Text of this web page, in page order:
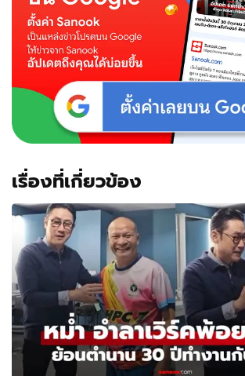
รติฯ
เป็น
ความ
ของ
ครอบครัว
เรื่องที่เกี่ยวข้อง